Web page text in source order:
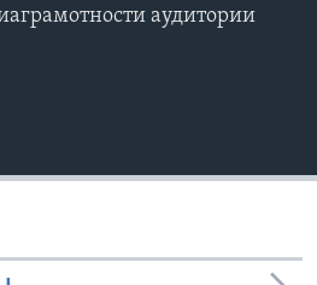
аудитории